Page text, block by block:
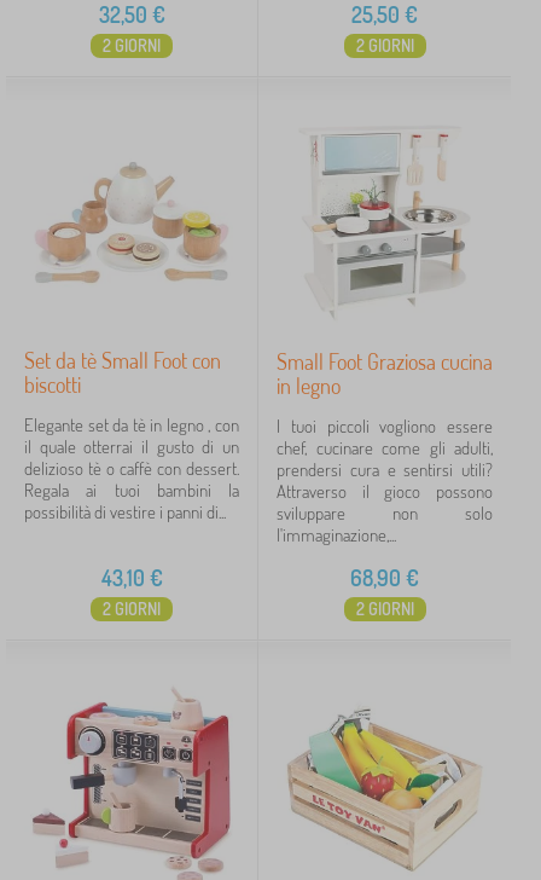
32,50 €
2 GIORNI
25,50 €
2 GIORNI
Set da tè Small Foot con
biscotti
Elegante set da tè in legno , con
il quale otterrai il gusto di un
delizioso tè o caffè con dessert.
Regala ai tuoi bambini la
possibilità di vestire i panni di...
43,10 €
2 GIORNI
Small Foot Graziosa cucina
in legno
I tuoi piccoli vogliono essere
chef, cucinare come gli adulti,
prendersi cura e sentirsi utili?
Attraverso il gioco possono
sviluppare non solo
l'immaginazione,...
68,90 €
2 GIORNI